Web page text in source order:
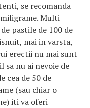
se recomanda
miligrame. Multi
pastile de 100 de
mai in varsta,
erectii nu mai sunt
sa nu ai nevoie de
cea de 50 de
(sau chiar o
iti va oferi